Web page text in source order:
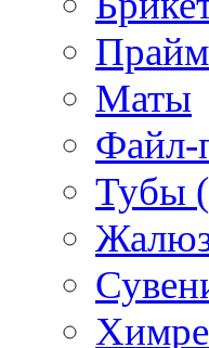
Маты
Файл-
Тубы